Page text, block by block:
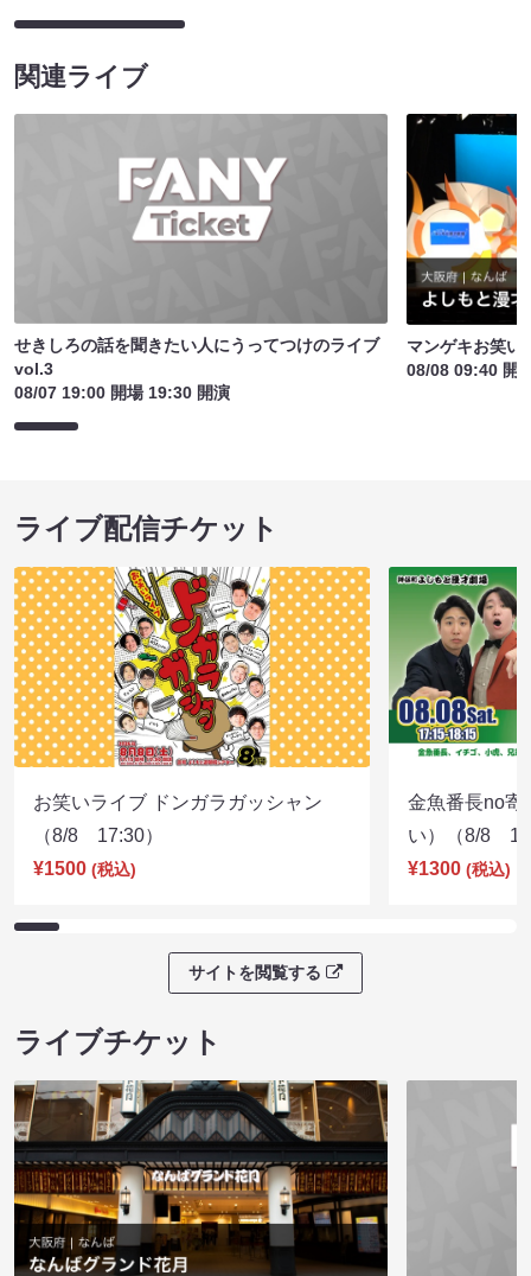
関連ライブ
せきしろの話を聞きたい人にうってつけのライブ
vol.3
08/07 19:00 開場 19:30 開演
マンゲキお笑い
08/08 09:40 開
ライブ配信チケット
お笑いライブ ドンガラガッシャン
（8/8 17:30）
¥1500 (税込)
金魚番長no寄
い）（8/8
¥1300 (税込)
サイトを閲覧する
ライブチケット